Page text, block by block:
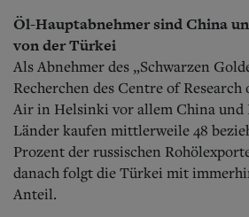
Öl-Hauptabnehmer sind China
von der Türkei
Als Abnehmer des „Schwarzen
Recherchen des Centre of
Air in Helsinki vor allem China und
Länder kaufen mittlerweile 48
Prozent der russischen
danach folgt die Türkei mit
Anteil.